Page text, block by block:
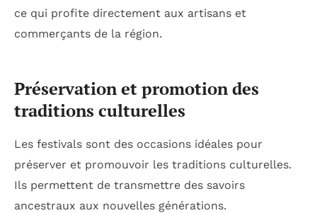
ce qui profite directement aux artisans et
commerçants de la région.
Préservation et promotion des
traditions culturelles
Les festivals sont des occasions idéales pour
préserver et promouvoir les traditions culturelles.
Ils permettent de transmettre des savoirs
ancestraux aux nouvelles générations.